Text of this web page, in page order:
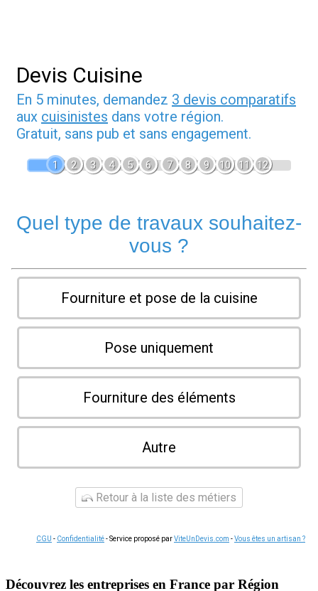
Devis Cuisine
En 5 minutes, demandez 3 devis comparatifs
aux cuisinistes dans votre région.
Gratuit, sans pub et sans engagement.
1 2 3 4 5 6 7 8 9 10 11 12
Quel type de travaux souhaitez-
vous ?
Fourniture et pose de la cuisine
Pose uniquement
Fourniture des éléments
Autre
Retour à la liste des métiers
CGU - Confidentialité- Service proposé parViteUnDevis.com -Vous êtes un artisan ?
Découvrez les entreprises en France par Région